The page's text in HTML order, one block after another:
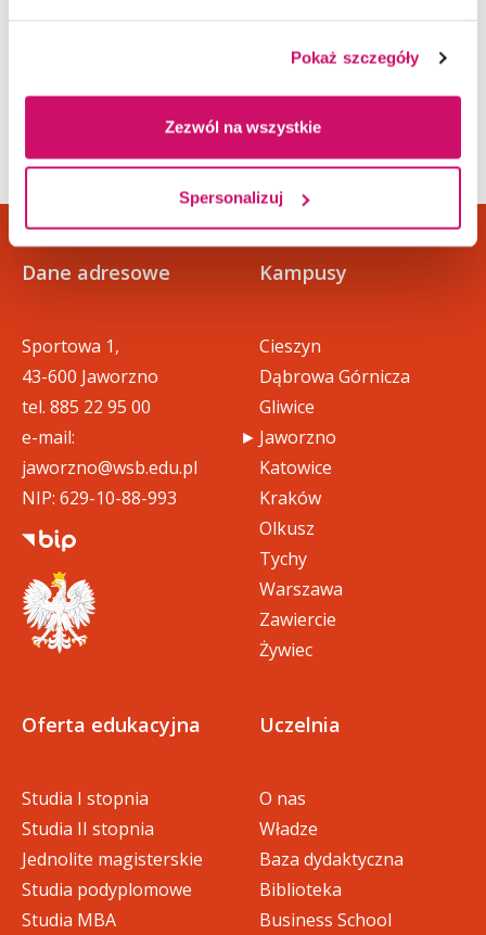
Pokaż szczegóły
Zezwól na wszystkie
Spersonalizuj
Dane adresowe
Sportowa 1,
43-600 Jaworzno
tel. 885 22 95 00
e-mail:
jaworzno@wsb.edu.pl
NIP: 629-10-88-993
Kampusy
Cieszyn
Dąbrowa Górnicza
Gliwice
Jaworzno
Katowice
Kraków
Olkusz
Tychy
Warszawa
Zawiercie
Żywiec
Oferta edukacyjna
Studia I stopnia
Studia II stopnia
Jednolite magisterskie
Studia podyplomowe
Studia MBA
Uczelnia
O nas
Władze
Baza dydaktyczna
Biblioteka
Business School